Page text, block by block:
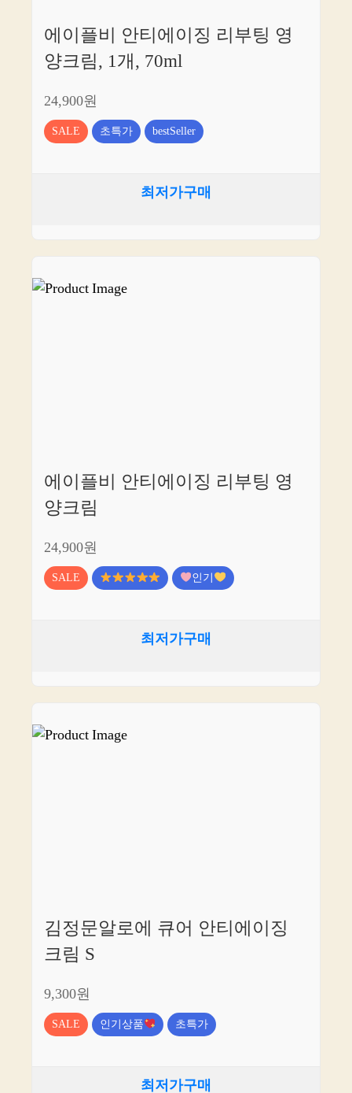
에이플비 안티에이징 리부팅 영
양크림, 1개, 70ml
24,900원
SALE 초특가 bestSeller
최저가구매
에이플비 안티에이징 리부팅 영
양크림
24,900원
SALE 인기
최저가구매
김정문알로에 큐어 안티에이징
크림 S
9,300원
SALE 인기상품 초특가
최저가구매